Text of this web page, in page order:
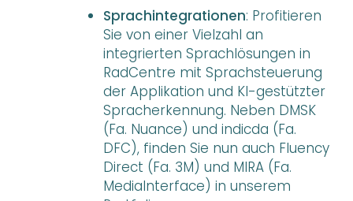
Sprachintegrationen: Profitieren
Sie von einer Vielzahl an
integrierten Sprachlösungen in
RadCentre mit Sprachsteuerung
der Applikation und KI-gestützter
Spracherkennung. Neben DMSK
(Fa. Nuance) und indicda (Fa.
DFC), finden Sie nun auch Fluency
Direct (Fa. 3M) und MIRA (Fa.
MediaInterface) in unserem